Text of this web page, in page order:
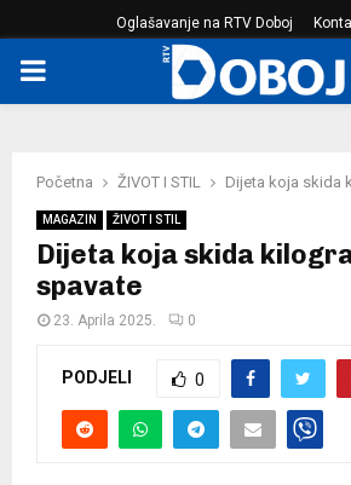
Oglašavanje na RTV Doboj
PRIMARY
Početna ŽIVOT I STIL Dijeta koja skida
MAGAZIN ŽIVOT I STIL
Dijeta koja skida
spavate
23. Aprila 2025. 0
PODJELI 0